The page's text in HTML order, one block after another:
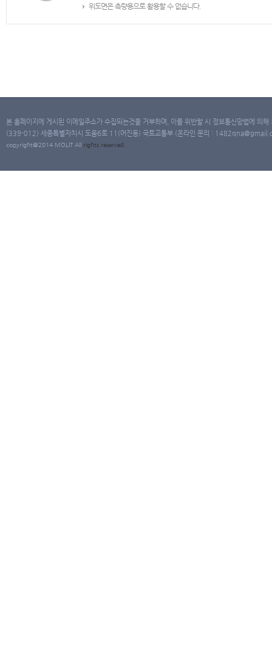
위도면은 측량용으로 활용할 수 없습니다.
본 홈페이지에 게시된 이메일주소가 수집되는것을 거부하며, 이를 위반할 시 정보통신망법에 의
(339-012) 세종특별자치시 도움6로 11(어진동) 국토교통부 (온라인 문의 :
copyright@2014 MOLIT All rights reserved.